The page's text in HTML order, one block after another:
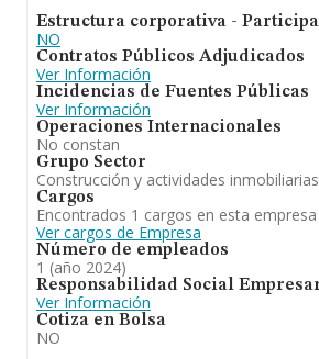
aire acondicionado, ha experimentado
aunque frente al 2023, en el ranking
las empresas en España, la empresa
Estructura corporativa -
NO
Contratos Públicos Adjudicados
Ver Información
Incidencias de Fuentes Públicas
Ver Información
Operaciones Internacionales
No constan
Grupo Sector
Construcción y actividades inmobiliarias
Cargos
Encontrados 1 cargos en esta empresa
Ver cargos de Empresa
Número de empleados
1 (año 2024)
Responsabilidad Social
Ver Información
Cotiza en Bolsa
NO